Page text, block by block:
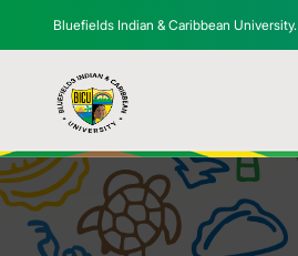
Bluefields Indian & Caribbean University.